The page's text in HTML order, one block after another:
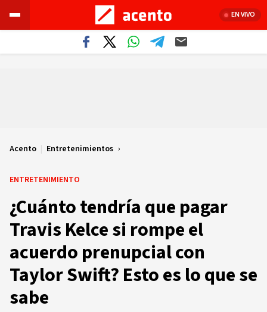
EN VIVO
Acento | Entretenimientos
ENTRETENIMIENTO
¿Cuánto tendría que pagar
Travis Kelce si rompe el
acuerdo prenupcial con
Taylor Swift? Esto es lo que se
sabe